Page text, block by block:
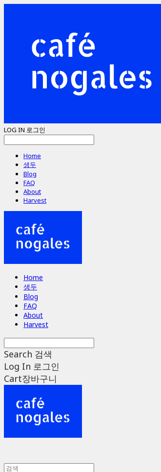
LOG IN 로그인
Home
생두
Blog
FAQ
About
Harvest
Home
생두
Blog
FAQ
About
Harvest
Search 검색
Log In 로그인
Cart장바구니